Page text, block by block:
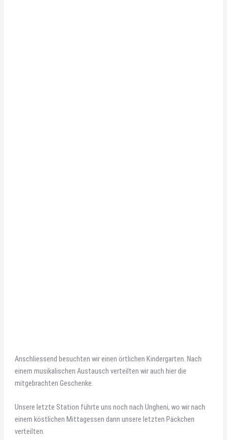
Anschliessend besuchten wir einen örtlichen Kindergarten. Nach
einem musikalischen Austausch verteilten wir auch hier die
mitgebrachten Geschenke.
Unsere letzte Station führte uns noch nach Ungheni, wo wir nach
einem köstlichen Mittagessen dann unsere letzten Päckchen
verteilten.